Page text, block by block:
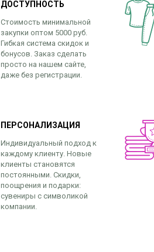
ДОСТУПНОСТЬ
Стоимость минимальной
закупки оптом 5000 руб.
Гибкая система скидок и
бонусов. Заказ сделать
просто на нашем сайте,
даже без регистрации.
ПЕРСОНАЛИЗАЦИЯ
Индивидуальный подход к
каждому клиенту. Новые
клиенты становятся
постоянными. Скидки,
поощрения и подарки:
сувениры с символикой
компании.